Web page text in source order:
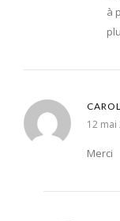
à
12 mai
Merci